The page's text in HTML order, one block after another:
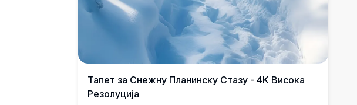
Тапет за Снежну Планинску Стазу - 4K Висока
Резолуција